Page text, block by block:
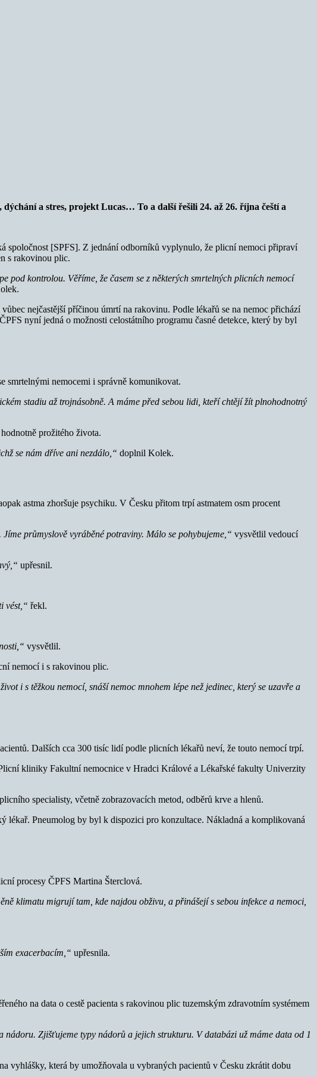
dýchání a stres, projekt Lucas… To a další řešili 24. až 26. října čeští a
spoločnost [SPFS]. Z jednání odborníků vyplynulo, že plicní nemoci připraví
s rakovinou plic.
pod kontrolou. Věříme, že časem se z některých smrtelných plicních nemocí
nejčastější příčinou úmrtí na rakovinu. Podle lékařů se na nemoc přichází
nyní jedná o možnosti celostátního programu časné detekce, který by byl
smrtelnými nemocemi i správně komunikovat.
stadiu až trojnásobně. A máme před sebou lidi, kteří chtějí žít plnohodnotný
prožitého života.
se nám dříve ani nezdálo,“ doplnil Kolek.
astma zhoršuje psychiku. V Česku přitom trpí astmatem osm procent
průmyslově vyráběné potraviny. Málo se pohybujeme,“ vysvětlil vedoucí
upřesnil.
vést,“ řekl.
vysvětlil.
nemocí i s rakovinou plic.
i s těžkou nemocí, snáší nemoc mnohem lépe než jedinec, který se uzavře a
Dalších cca 300 tisíc lidí podle plicních lékařů neví, že touto nemocí trpí.
kliniky Fakultní nemocnice v Hradci Králové a Lékařské fakulty Univerzity
specialisty, včetně zobrazovacích metod, odběrů krve a hlenů.
lékař. Pneumolog by byl k dispozici pro konzultace. Nákladná a komplikovaná
procesy ČPFS Martina Šterclová.
klimatu migrují tam, kde najdou obživu, a přinášejí s sebou infekce a nemoci,
exacerbacím,“ upřesnila.
na data o cestě pacienta s rakovinou plic tuzemským zdravotním systémem
nádoru. Zjišťujeme typy nádorů a jejich strukturu. V databázi už máme data od 1
vyhlášky, která by umožňovala u vybraných pacientů v Česku zkrátit dobu